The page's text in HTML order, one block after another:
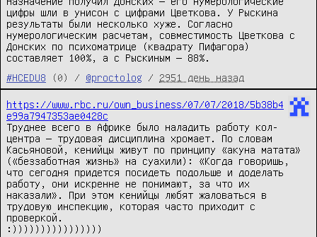
цифры шли в унисон с цифрами Цветкова. У Рыскина
результаты были несколько хуже. Согласно
нумерологическим расчетам, совместимость Цветкова с
Донских по психоматрице (квадрату Пифагора)
составляет 100%, а с Рыскиным — 88%.
#HCEDU8
(0) / @proctolog / 2951 день назад
https://www.rbc.ru/own_business/07/07/2018/5b38b4
e99a7947353ae0428c
Труднее всего в Африке было наладить работу кол-
центра — трудовая дисциплина хромает. По словам
Касьяновой, кенийцы живут по принципу «акуна матата»
(«беззаботная жизнь» на суахили): «Когда говоришь,
что сегодня придется посидеть подольше и доделать
работу, они искренне не понимают, за что их
наказали». При этом кенийцы любят жаловаться в
трудовую инспекцию, которая часто приходит с
проверкой.
:))))))))))))))))